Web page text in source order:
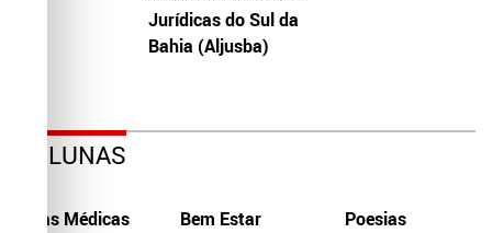
Jurídicas do Sul da
Bahia (Aljusba)
COLUNAS
Dicas Médicas Bem Estar Poesias